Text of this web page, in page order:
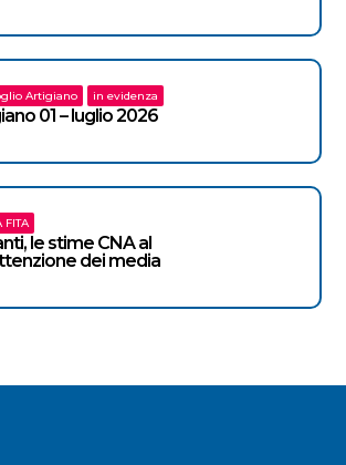
Artigiano in evidenza
01 – luglio 2026
FITA
le stime CNA al
dei media